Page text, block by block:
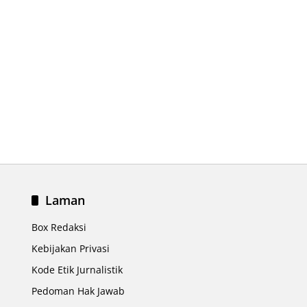
Laman
Box Redaksi
Kebijakan Privasi
Kode Etik Jurnalistik
Pedoman Hak Jawab